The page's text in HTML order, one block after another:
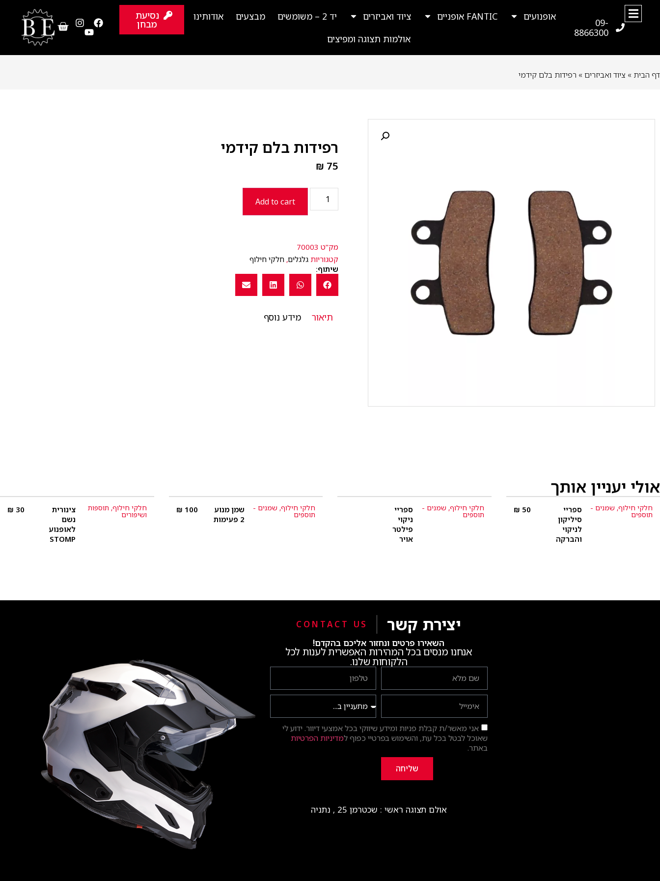
09-
8866300
אופנועים FANTIC אופניים ציוד ואביזרים יד 2 – משומשים מבצעים
אודותינו
אולמות תצוגה ומפיצים
נסיעת
מבחן
דף הבית » ציוד ואביזרים » רפידות בלם קידמי
רפידות בלם קידמי
₪ 75
Add to cart
מק"ט 70003
קטגוריות גלגלים, חלקי חילוף
שיתוף:
תיאור מידע נוסף
אולי יעניין אותך
פרטים נוספים
חלקי חילוף, שמנים -
תוספים
ספריי
סיליקון
לניקוי
והברקה
₪ 50 פרטים נוספים
חלקי חילוף, שמנים -
תוספים
ספריי
ניקוי
פילטר
אויר
פרטים נוספים
חלקי חילוף, שמנים -
תוספים
שמן מנוע
2 פעימות
₪ 100 פרטים נוספים
חלקי חילוף, תוספות
ושיפורים
צינורית
נשם
לאופנוע
STOMP
₪ 30
יצירת קשר
CONTACT US
השאירו פרטים ונחזור אליכם בהקדם!
אנחנו מנסים בכל המהירות האפשרית לענות לכל
הלקוחות שלנו.
אני מאשר/ת קבלת פניות ומידע שיווקי בכל אמצעי דיוור. ידוע לי
שאוכל לבטל בכל עת, והשימוש בפרטיי כפוף למדיניות הפרטיות
באתר.
שליחה
אולם תצוגה ראשי : שכטרמן 25 , נתניה